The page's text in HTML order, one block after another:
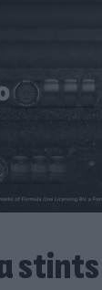
stints